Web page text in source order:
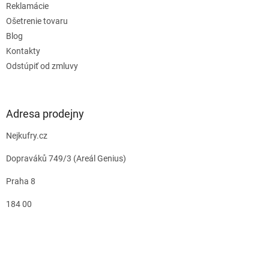
Reklamácie
Ošetrenie tovaru
Blog
Kontakty
Odstúpiť od zmluvy
Adresa prodejny
Nejkufry.cz
Dopraváků 749/3 (Areál Genius)
Praha 8
184 00